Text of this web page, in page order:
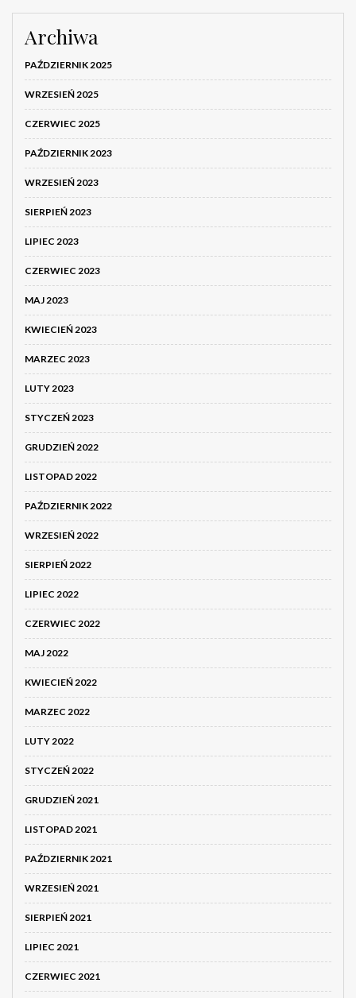
Archiwa
PAŹDZIERNIK 2025
WRZESIEŃ 2025
CZERWIEC 2025
PAŹDZIERNIK 2023
WRZESIEŃ 2023
SIERPIEŃ 2023
LIPIEC 2023
CZERWIEC 2023
MAJ 2023
KWIECIEŃ 2023
MARZEC 2023
LUTY 2023
STYCZEŃ 2023
GRUDZIEŃ 2022
LISTOPAD 2022
PAŹDZIERNIK 2022
WRZESIEŃ 2022
SIERPIEŃ 2022
LIPIEC 2022
CZERWIEC 2022
MAJ 2022
KWIECIEŃ 2022
MARZEC 2022
LUTY 2022
STYCZEŃ 2022
GRUDZIEŃ 2021
LISTOPAD 2021
PAŹDZIERNIK 2021
WRZESIEŃ 2021
SIERPIEŃ 2021
LIPIEC 2021
CZERWIEC 2021